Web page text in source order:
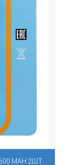
MAH 2ШТ.